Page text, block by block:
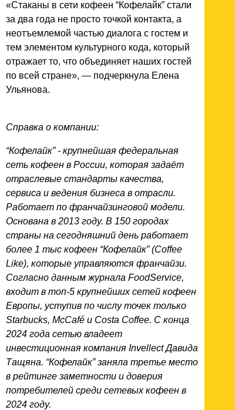
«Стаканы в сети кофеен “Кофелайк” стали
за два года не просто точкой контакта, а
неотъемлемой частью диалога с гостем и
тем элементом культурного кода, который
отражает то, что объединяет наших гостей
по всей стране», — подчеркнула Елена
Ульянова.
Справка о компании:
“Кофелайк” - крупнейшая федеральная
сеть кофеен в России, которая задаёт
отраслевые стандарты качества,
сервиса и ведения бизнеса в отрасли.
Работает по франчайзинговой модели.
Основана в 2013 году. В 150 городах
страны на сегодняшний день работает
более 1 тыс кофеен “Кофелайк” (Coffee
Like), которые управляются франчайзи.
Согласно данным журнала FoodService,
входит в топ-5 крупнейших сетей кофеен
Европы, уступив по числу точек только
Starbucks, McCafé и Costa Coffee. С конца
2024 года сетью владеет
инвестиционная компания Invellect Давида
Тащяна. “Кофелайк” заняла третье место
в рейтинге заметности и доверия
потребителей среди сетевых кофеен в
2024 году.